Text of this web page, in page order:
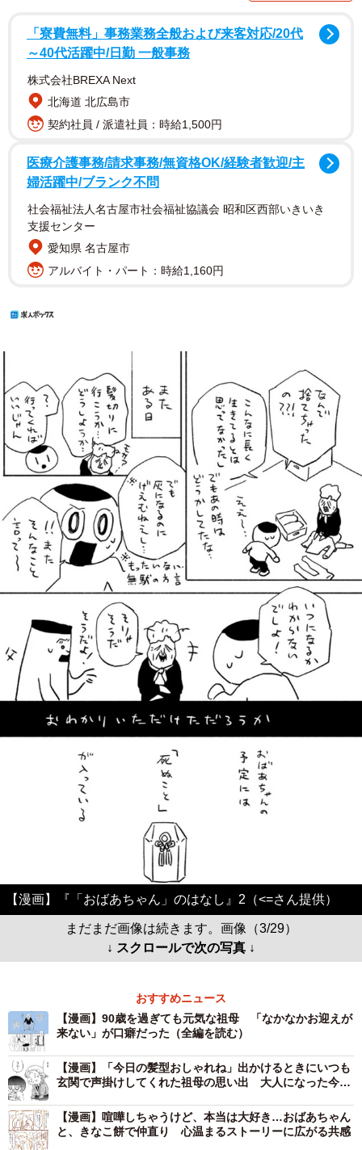
「寮費無料」事務業務全般および来客対応/20代
～40代活躍中/日勤 一般事務
株式会社BREXA Next
北海道 北広島市
契約社員 / 派遣社員：時給1,500円
医療介護事務/請求事務/無資格OK/経験者歓迎/主
婦活躍中/ブランク不問
社会福祉法人名古屋市社会福祉協議会 昭和区西部いきいき
支援センター
愛知県 名古屋市
アルバイト・パート：時給1,160円
【漫画】『「おばあちゃん」のはなし』2（<=さん提供）
まだまだ画像は続きます。画像（3/29）
↓ スクロールで次の写真 ↓
おすすめニュース
【漫画】90歳を過ぎても元気な祖母 「なかなかお迎えが
来ない」が口癖だった（全編を読む）
【漫画】「今日の髪型おしゃれね」出かけるときにいつも
玄関で声掛けしてくれた祖母の思い出 大人になった今だ
【漫画】喧嘩しちゃうけど、本当は大好き…おばあちゃん
と、きなこ餅で仲直り 心温まるストーリーに広がる共感